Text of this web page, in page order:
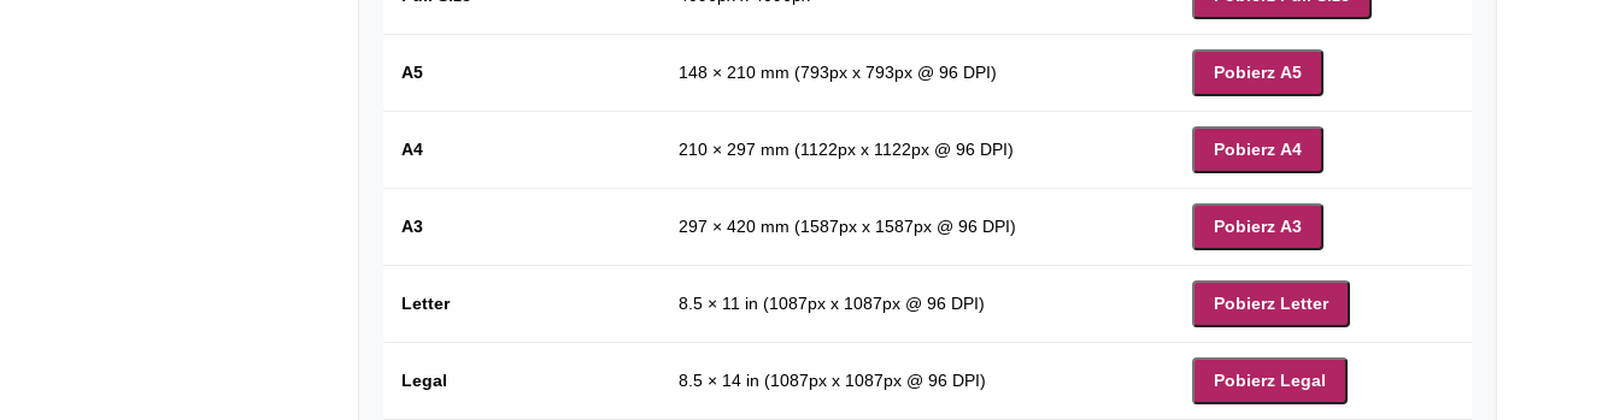
A5 148 × 210 mm (793px x 793px @ 96 DPI) Pobierz A5
A4 210 × 297 mm (1122px x 1122px @ 96 DPI) Pobierz A4
A3 297 × 420 mm (1587px x 1587px @ 96 DPI) Pobierz A3
Letter 8.5 × 11 in (1087px x 1087px @ 96 DPI) Pobierz Letter
Legal 8.5 × 14 in (1087px x 1087px @ 96 DPI) Pobierz Legal